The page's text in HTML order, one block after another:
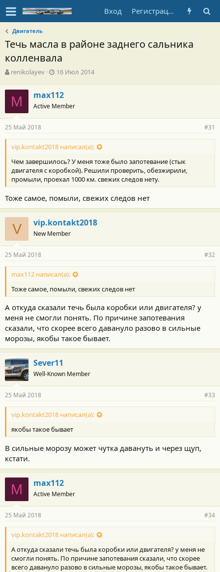
Вход Регистрация
Двигатель
Течь масла в районе заднего сальника
колленвала
А
т
о
р
т
е
м
ы
renikolayev
Д
а
н
а
л
а
16 Июл 2014
M max112
Active Member
25 Май 2018 #31
vip.kontakt2018 написал(а):
Чем завершилось? У меня тоже было запотевание (стык
двигателя с коробкой). Решили проверить, обезжирили,
промыли, проехал 1000 км. свежих следов нету.
Тоже самое, помыли, свежих следов нет
V vip.kontakt2018
New Member
25 Май 2018 #32
max112 написал(а):
Тоже самое, помыли, свежих следов нет
А откуда сказали течь была коробки или двигателя? у
меня не смогли понять. По причине запотевания
сказали, что скорее всего давануло разово в сильные
морозы, якобы такое бывает.
Sever11
Well-Known Member
25 Май 2018 #33
vip.kontakt2018 написал(а):
якобы такое бывает
В сильные морозу может чутка давануть и через щуп,
кстати.
M max112
Active Member
25 Май 2018 #34
vip.kontakt2018 написал(а):
А откуда сказали течь была коробки или двигателя? у меня не
смогли понять. По причине запотевания сказали, что скорее
всего давануло разово в сильные морозы, якобы такое бывает.